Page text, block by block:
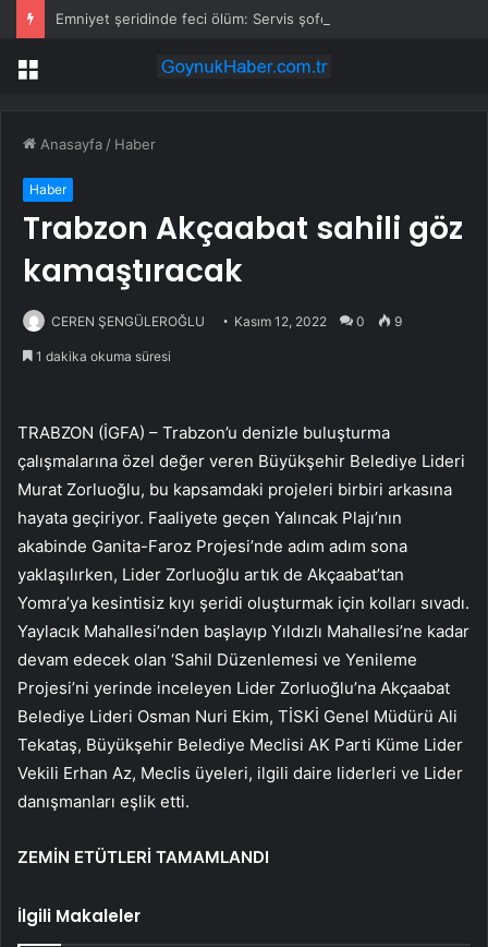
Menü
Anasayfa / Haber
Haber
Trabzon Akçaabat sahili göz
kamaştıracak
CEREN ŞENGÜLEROĞLU Kasım 12, 2022 0 9
1 dakika okuma süresi
TRABZON (İGFA) – Trabzon’u denizle buluşturma
çalışmalarına özel değer veren Büyükşehir Belediye Lideri
Murat Zorluoğlu, bu kapsamdaki projeleri birbiri arkasına
hayata geçiriyor. Faaliyete geçen Yalıncak Plajı’nın
akabinde Ganita-Faroz Projesi’nde adım adım sona
yaklaşılırken, Lider Zorluoğlu artık de Akçaabat’tan
Yomra’ya kesintisiz kıyı şeridi oluşturmak için kolları sıvadı.
Yaylacık Mahallesi’nden başlayıp Yıldızlı Mahallesi’ne kadar
devam edecek olan ‘Sahil Düzenlemesi ve Yenileme
Projesi’ni yerinde inceleyen Lider Zorluoğlu’na Akçaabat
Belediye Lideri Osman Nuri Ekim, TİSKİ Genel Müdürü Ali
Tekataş, Büyükşehir Belediye Meclisi AK Parti Küme Lider
Vekili Erhan Az, Meclis üyeleri, ilgili daire liderleri ve Lider
danışmanları eşlik etti.
ZEMİN ETÜTLERİ TAMAMLANDI
İlgili Makaleler